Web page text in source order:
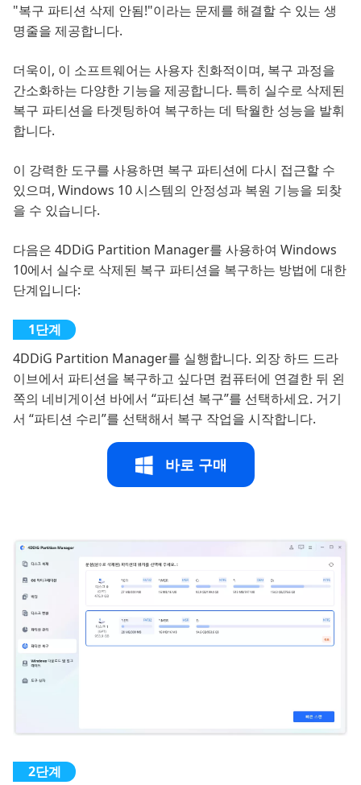
"복구 파티션 삭제 안됨!"이라는 문제를 해결할 수 있는 생
명줄을 제공합니다.
더욱이, 이 소프트웨어는 사용자 친화적이며, 복구 과정을
간소화하는 다양한 기능을 제공합니다. 특히 실수로 삭제된
복구 파티션을 타겟팅하여 복구하는 데 탁월한 성능을 발휘
합니다.
이 강력한 도구를 사용하면 복구 파티션에 다시 접근할 수
있으며, Windows 10 시스템의 안정성과 복원 기능을 되찾
을 수 있습니다.
다음은 4DDiG Partition Manager를 사용하여 Windows
10에서 실수로 삭제된 복구 파티션을 복구하는 방법에 대한
단계입니다:
4DDiG Partition Manager를 실행합니다. 외장 하드 드라
이브에서 파티션을 복구하고 싶다면 컴퓨터에 연결한 뒤 왼
쪽의 네비게이션 바에서 “파티션 복구”를 선택하세요. 거기
서 “파티션 수리”를 선택해서 복구 작업을 시작합니다.
바로 구매